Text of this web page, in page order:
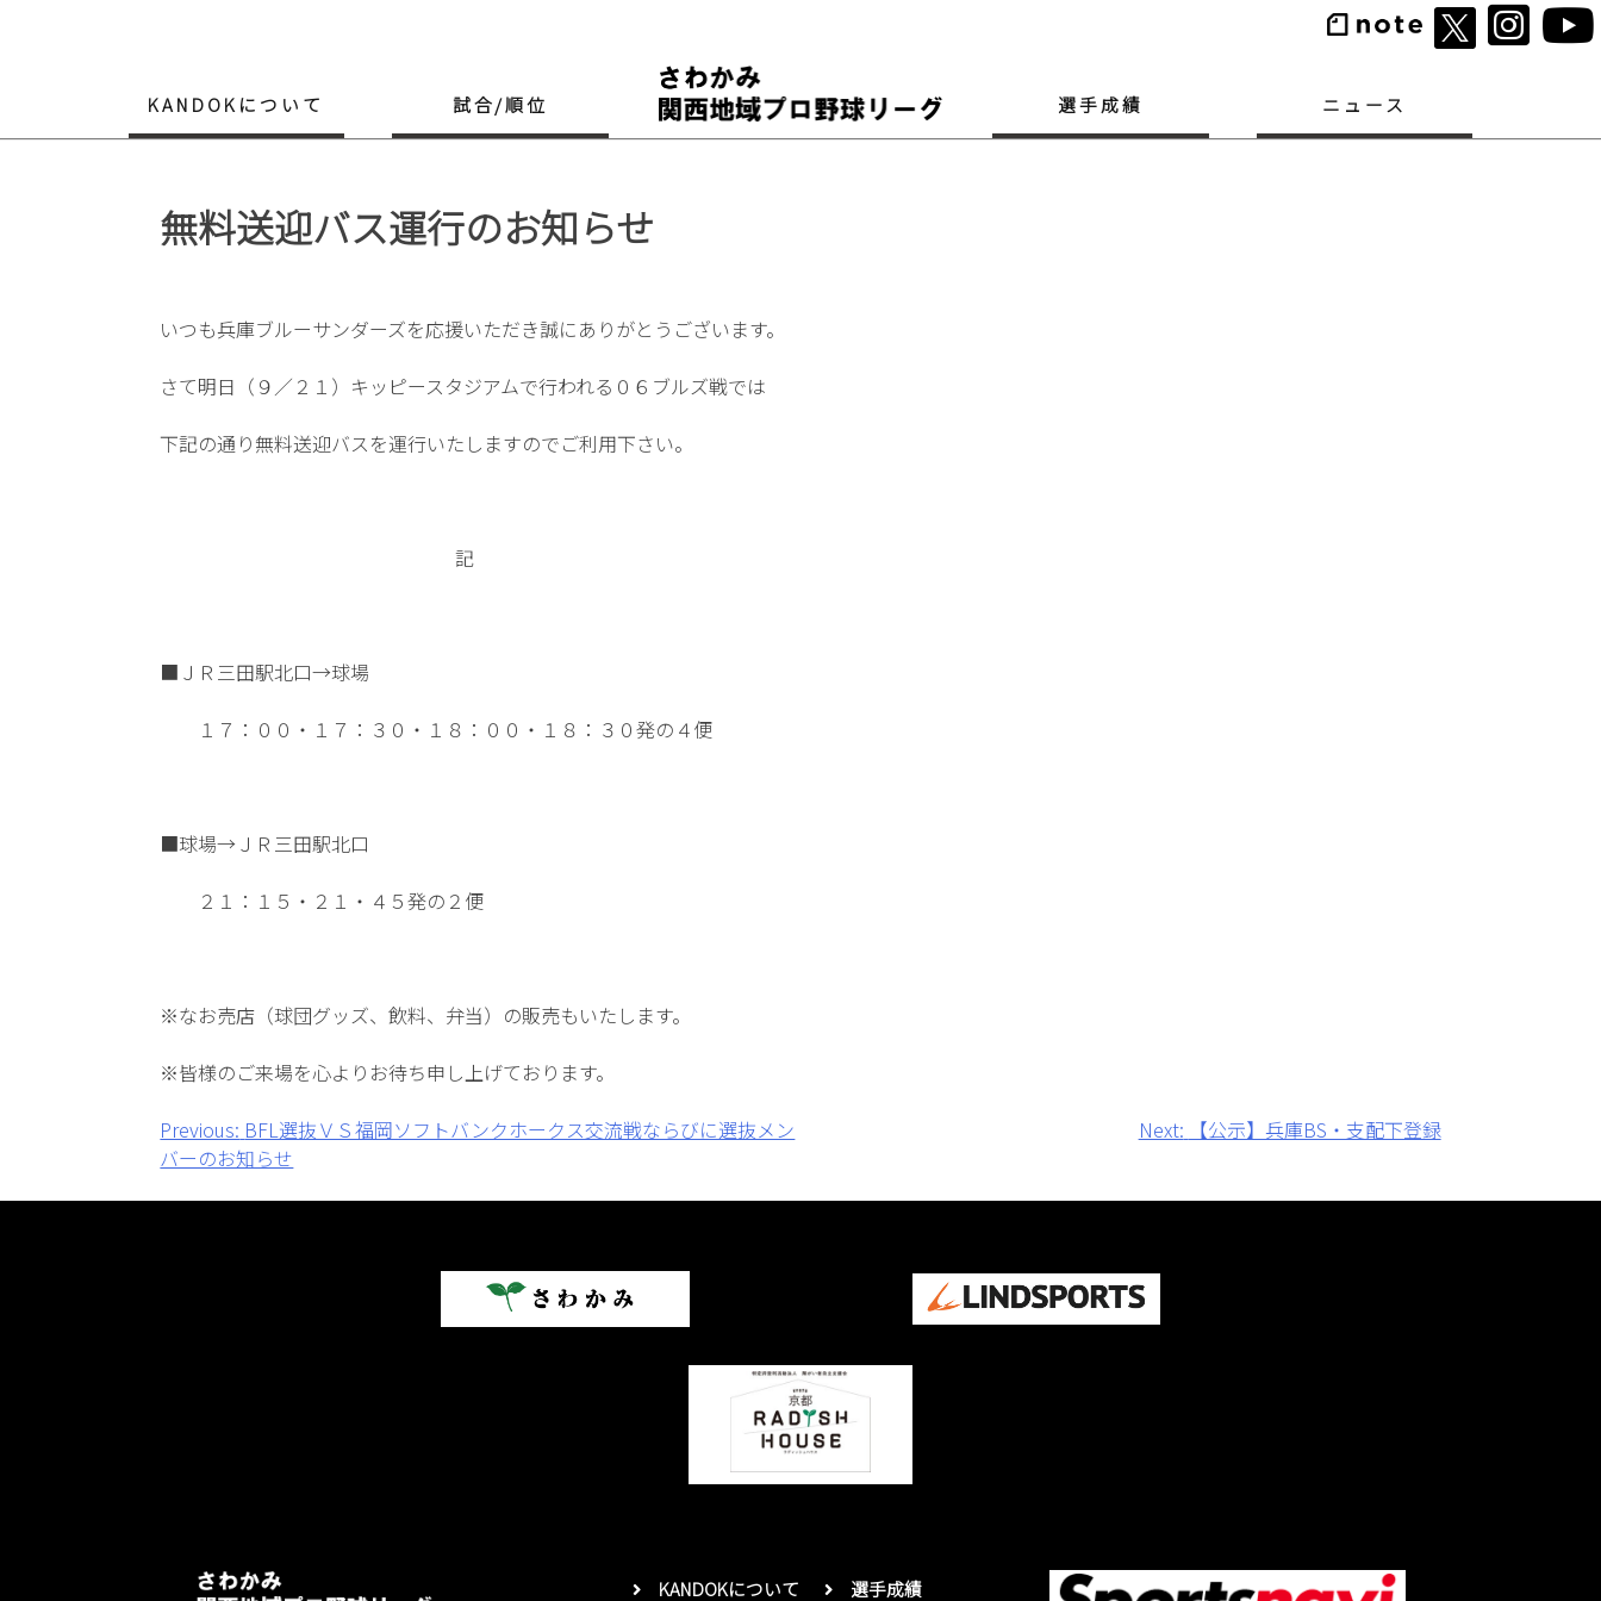
KANDOKについて 試合/順位 選手成績 ニュース
無料送迎バス運行のお知らせ
いつも兵庫ブルーサンダーズを応援いただき誠にありがとうございます。
さて明日（９／２１）キッピースタジアムで行われる０６ブルズ戦では
下記の通り無料送迎バスを運行いたしますのでご利用下さい。
記
■ＪＲ三田駅北口→球場
１７：００・１７：３０・１８：００・１８：３０発の４便
■球場→ＪＲ三田駅北口
２１：１５・２１・４５発の２便
※なお売店（球団グッズ、飲料、弁当）の販売もいたします。
※皆様のご来場を心よりお待ち申し上げております。
投
稿
Previous: BFL選抜ＶＳ福岡ソフトバンクホークス交流戦ならびに選抜メン
バーのお知らせ
Next: 【公示】兵庫BS・支配下登録
KANDOKについて 選手成績